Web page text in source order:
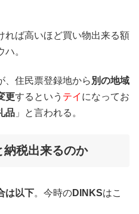
れば高いほど買い物出来る額
。
、住民票登録地から 別の地域
更するという テイ になってお
品 」と言われる。
納税出来るのか
は以下。今時のDINKSはこ